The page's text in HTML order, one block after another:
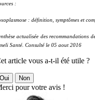
:
: définition, symptômes et
actualisée des recommandations
Santé. Consulté le 05 aout 2016
article vous a-t-il été utile ?
Non
pour votre avis !